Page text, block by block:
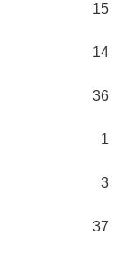
15
14
36
1
3
37